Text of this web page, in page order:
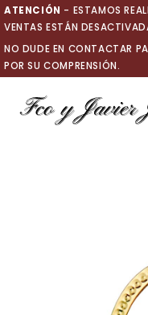
Ir
al
contenido
ATENCIÓN - ESTAMOS
VENTAS ESTÁN
NO DUDE EN CONTACTAR
POR SU COMPRENSIÓN.